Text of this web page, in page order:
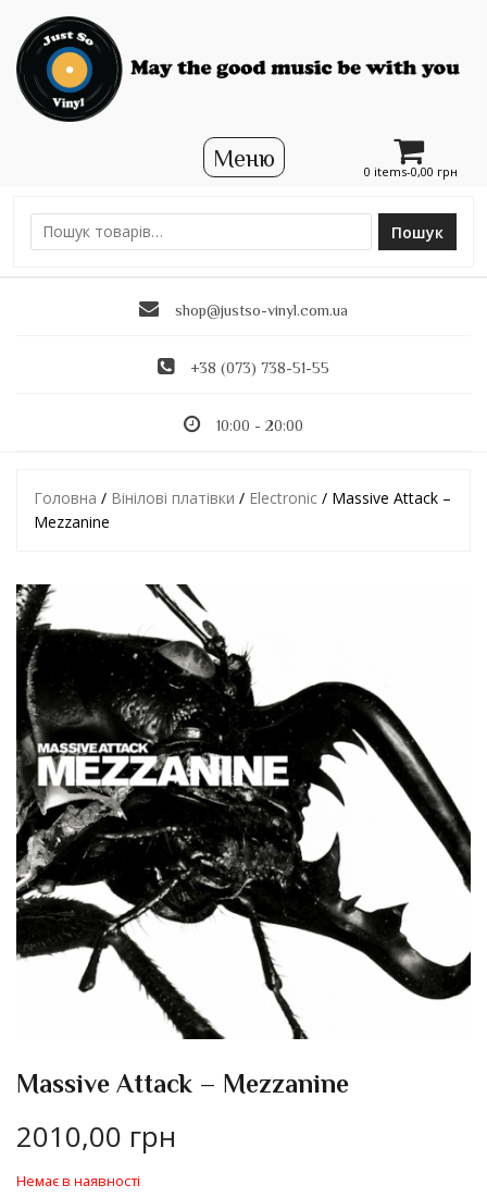
0 items-0,00 грн
Ш
Пошук
shop@justso-vinyl.com.ua
+38 (073) 738-51-55
10:00 - 20:00
Головна / Вінілові платівки / Electronic / Massive Attack –
Mezzanine
Massive Attack – Mezzanine
2010,00 грн
Немає в наявності